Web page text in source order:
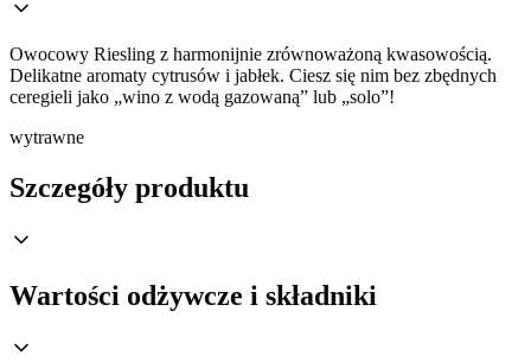
Owocowy Riesling z harmonijnie zrównoważoną kwasowością.
Delikatne aromaty cytrusów i jabłek. Ciesz się nim bez zbędnych
ceregieli jako „wino z wodą gazowaną” lub „solo”!
wytrawne
Szczegóły produktu
Wartości odżywcze i składniki